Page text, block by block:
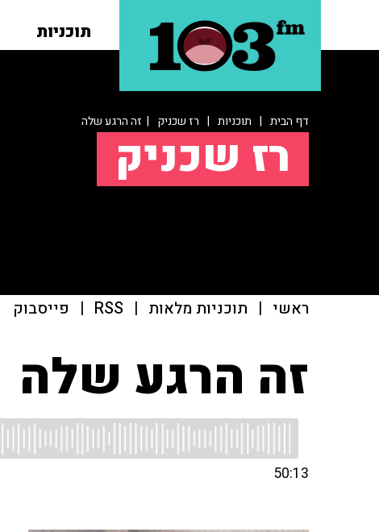
תוכניות
דף הבית | תוכניות | רז שכניק | זה הרגע שלה
רז שכניק
ראשי | תוכניות מלאות |
RSS
| פייסבוק
זה הרגע שלה
50:13